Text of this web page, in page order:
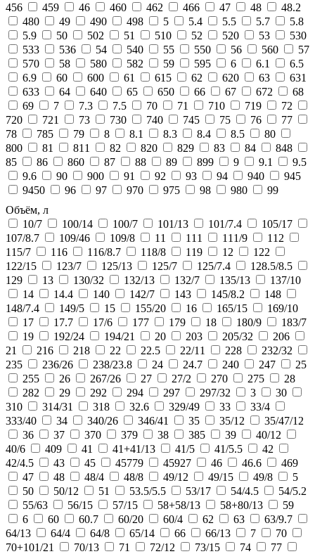
456
459 46 460 462 466 47 48
48.2
480
49 490 498 5 5.4 5.5 5.7
5.8
5.9
50 502 51 510 52 520 53
530
533
536 54 540 55 550 56 560
57
570
58 580 582 59 595 6 6.1
6.5
6.9
60 600 61 615 62 620 63
631
633
64 640 65 650 66 67 672
68
69
7 7.3 7.5 70 71 710 719
72
720
721 73 730 740 745 75 76
77
78
785 79 8 8.1 8.3 8.4 8.5
80
800
81 811 82 820 829 83 84
848
85
86 860 87 88 89 899 9 9.1
9.5
9.6
90 900 91 92 93 94 940
945
9450
96 97 970 975 98 980
99
Объём, л
10/7
100/14 100/7 101/13 101/7.4
105/17
107/8.7
109/46 109/8 11 111 111/9
112
115/7
116 116/8.7 118/8 119 12
122
122/15
123/7 125/13 125/7 125/7.4
128.5/8.5
129
13 130/32 132/13 132/7 135/13
137/10
14
14.4 140 142/7 143 145/8.2
148
148/7.4
149/5 15 155/20 16 165/15
169/10
17
17.7 17/6 177 179 18 180/9
183/7
19
192/24 194/21 20 203 205/32
206
21
216 218 22 22.5 22/11 228
232/32
235
236/26 238/23.8 24 24.7 240 247
25
255
26 267/26 27 27/2 270 275
28
282
29 292 294 297 297/32 3
30
310
314/31 318 32.6 329/49 33
33/4
333/40
34 340/26 346/41 35 35/12
35/47/12
36
37 370 379 38 385 39
40/12
40/6
409 41 41+41/13 41/5 41/5.5
42
42/4.5
43 45 45779 45927 46 46.6
469
47
48 48/4 48/8 49/12 49/15 49/8
5
50
50/12 51 53.5/5.5 53/17 54/4.5
54/5.2
55/63
56/15 57/15 58+58/13 58+80/13
59
6
60 60.7 60/20 60/4 62 63
63/9.7
64/13
64/4 64/8 65/14 66 66/13 7
70
70+101/21
70/13 71 72/12 73/15 74
77